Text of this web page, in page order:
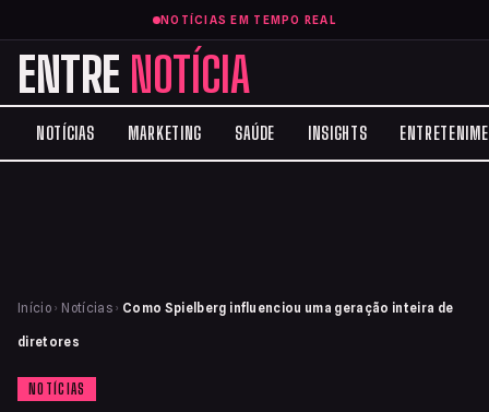
NOTÍCIAS EM TEMPO REAL
ENTRE NOTÍCIA
NOTÍCIAS MARKETING SAÚDE INSIGHTS
Início › Notícias › Como Spielberg influenciou uma geração inteira de
diretores
NOTÍCIAS